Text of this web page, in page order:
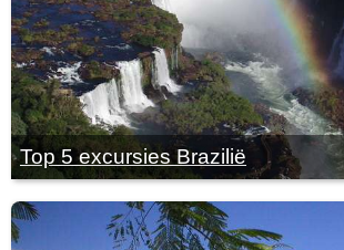
Top 5 excursies Brazilië